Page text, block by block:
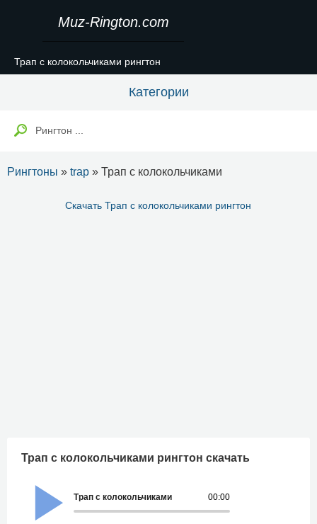
Muz-Rington.com
Трап с колокольчиками рингтон
Категории
Рингтоны » trap » Трап с колокольчиками
Скачать Трап с колокольчиками рингтон
Трап с колокольчиками рингтон скачать
00:00
Трап с колокольчиками